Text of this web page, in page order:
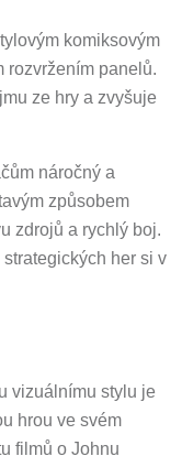
komiksovým
rozvržením panelů.
ze hry a zvyšuje
náročný a
způsobem
zdrojů a rychlý boj.
her si v
vizuálnímu stylu je
hrou ve svém
filmů o Johnu